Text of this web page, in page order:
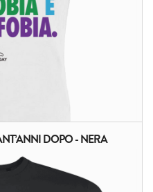
DOPO - NERA